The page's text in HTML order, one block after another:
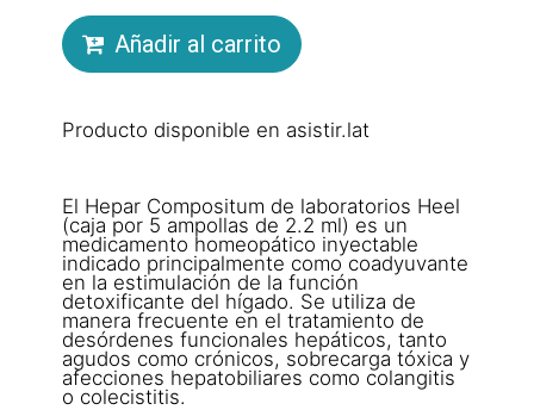
Añadir al carrito
Producto disponible en asistir.lat
El Hepar Compositum de laboratorios Heel
(caja por 5 ampollas de 2.2 ml) es un
medicamento homeopático inyectable
indicado principalmente como coadyuvante
en la estimulación de la función
detoxificante del hígado. Se utiliza de
manera frecuente en el tratamiento de
desórdenes funcionales hepáticos, tanto
agudos como crónicos, sobrecarga tóxica y
afecciones hepatobiliares como colangitis
o colecistitis.